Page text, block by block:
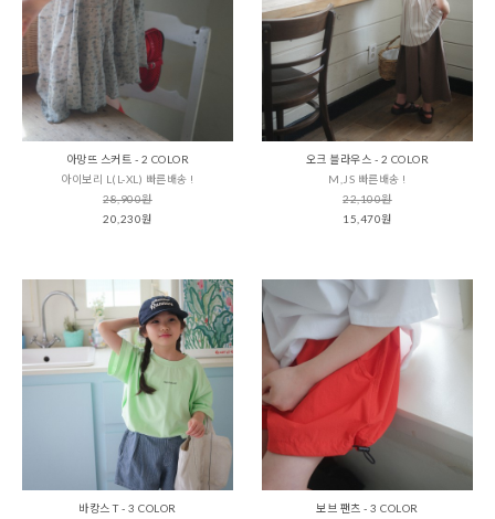
아망뜨 스커트 - 2 COLOR
아이보리 L(L-XL) 빠른배송 !
28,900원
20,230원
오크 블라우스 - 2 COLOR
M,JS 빠른배송 !
22,100원
15,470원
바캉스 T - 3 COLOR
보브 팬츠 - 3 COLOR